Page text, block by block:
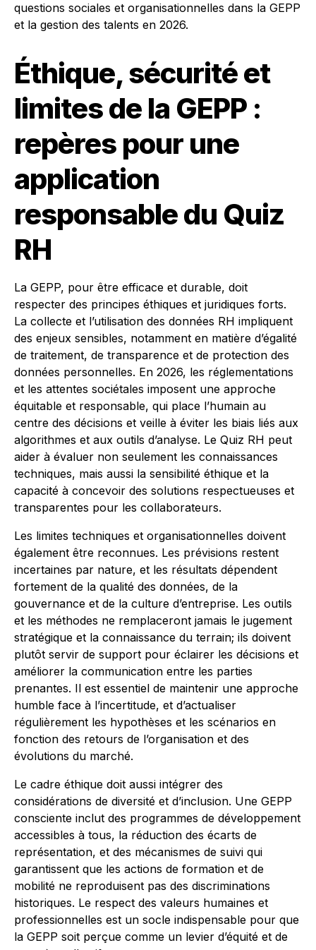
questions sociales et organisationnelles dans la GEPP
et la gestion des talents en 2026.
Éthique, sécurité et
limites de la GEPP :
repères pour une
application
responsable du Quiz
RH
La GEPP, pour être efficace et durable, doit
respecter des principes éthiques et juridiques forts.
La collecte et l’utilisation des données RH impliquent
des enjeux sensibles, notamment en matière d’égalité
de traitement, de transparence et de protection des
données personnelles. En 2026, les réglementations
et les attentes sociétales imposent une approche
équitable et responsable, qui place l’humain au
centre des décisions et veille à éviter les biais liés aux
algorithmes et aux outils d’analyse. Le Quiz RH peut
aider à évaluer non seulement les connaissances
techniques, mais aussi la sensibilité éthique et la
capacité à concevoir des solutions respectueuses et
transparentes pour les collaborateurs.
Les limites techniques et organisationnelles doivent
également être reconnues. Les prévisions restent
incertaines par nature, et les résultats dépendent
fortement de la qualité des données, de la
gouvernance et de la culture d’entreprise. Les outils
et les méthodes ne remplaceront jamais le jugement
stratégique et la connaissance du terrain; ils doivent
plutôt servir de support pour éclairer les décisions et
améliorer la communication entre les parties
prenantes. Il est essentiel de maintenir une approche
humble face à l’incertitude, et d’actualiser
régulièrement les hypothèses et les scénarios en
fonction des retours de l’organisation et des
évolutions du marché.
Le cadre éthique doit aussi intégrer des
considérations de diversité et d’inclusion. Une GEPP
consciente inclut des programmes de développement
accessibles à tous, la réduction des écarts de
représentation, et des mécanismes de suivi qui
garantissent que les actions de formation et de
mobilité ne reproduisent pas des discriminations
historiques. Le respect des valeurs humaines et
professionnelles est un socle indispensable pour que
la GEPP soit perçue comme un levier d’équité et de